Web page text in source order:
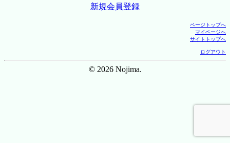
新規会員登録
ページトップへ
マイページへ
サイトトップへ
ログアウト
© 2026 Nojima.